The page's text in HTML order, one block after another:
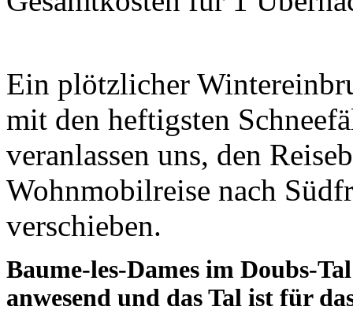
Ein plötzlicher
mit den heftigsten
veranlassen uns, den
Wohnmobilreise nach
verschieben.
Baume-les-Dames im Doubs-
anwesend und das Tal ist für